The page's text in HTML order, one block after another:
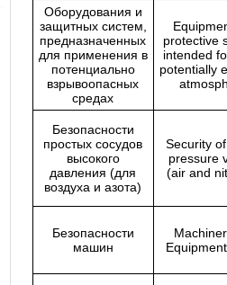
Оборудования и
защитных систем,
предназначенных
для применения в
потенциально
взрывоопасных
средах
protective
intended
potentially
Безопасности
простых сосудов
высокого
давления (для
воздуха и азота)
Security
pressure
(air and
Безопасности
машин